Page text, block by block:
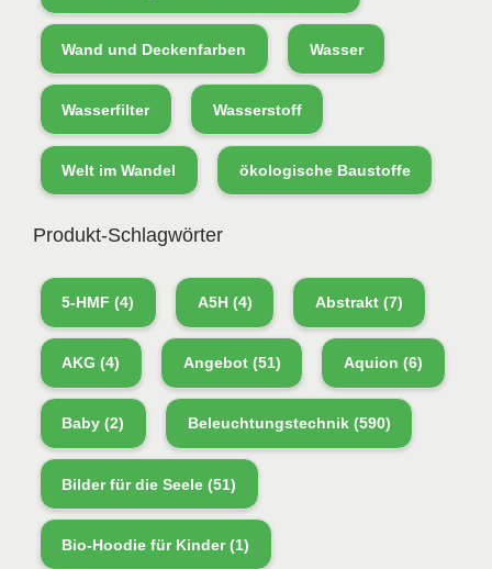
Wand und Deckenfarben Wasser
Wasserfilter Wasserstoff
Welt im Wandel ökologische Baustoffe
Produkt-Schlagwörter
5-HMF (4) A5H(4) Abstrakt(7)
AKG (4) Angebot(51) Aquion (6)
Baby (2) Beleuchtungstechnik(590)
Bilder für die Seele (51)
Bio-Hoodie für Kinder(1)